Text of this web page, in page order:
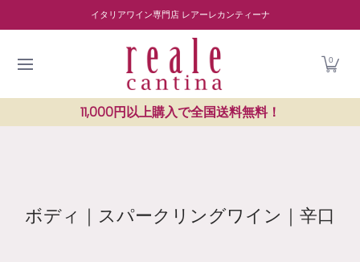
Skip to Main Content ワイナリー紹介 読み物 レストラン紹介
イタリアワイン専門店 レアーレカンティーナ
0
11,000円以上購入で全国送料無料！
ボディ｜スパークリングワイン｜辛口